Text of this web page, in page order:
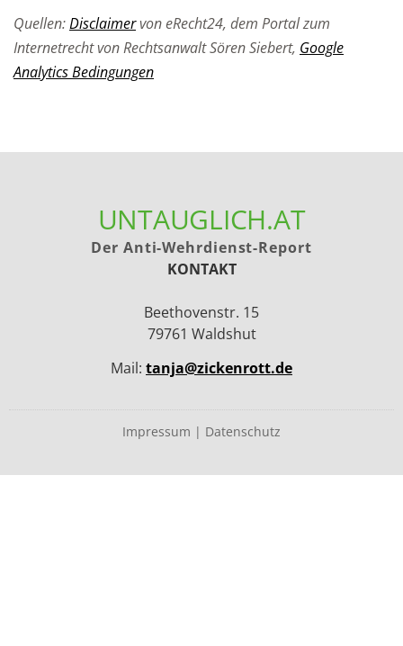
Quellen:Disclaimervon eRecht24, dem Portal zum
Internetrecht von Rechtsanwalt Sören Siebert, Google
Analytics Bedingungen
UNTAUGLICH.AT
Der Anti-Wehrdienst-Report
KONTAKT
Beethovenstr. 15
79761 Waldshut
Mail: tanja@zickenrott.de
Impressum | Datenschutz